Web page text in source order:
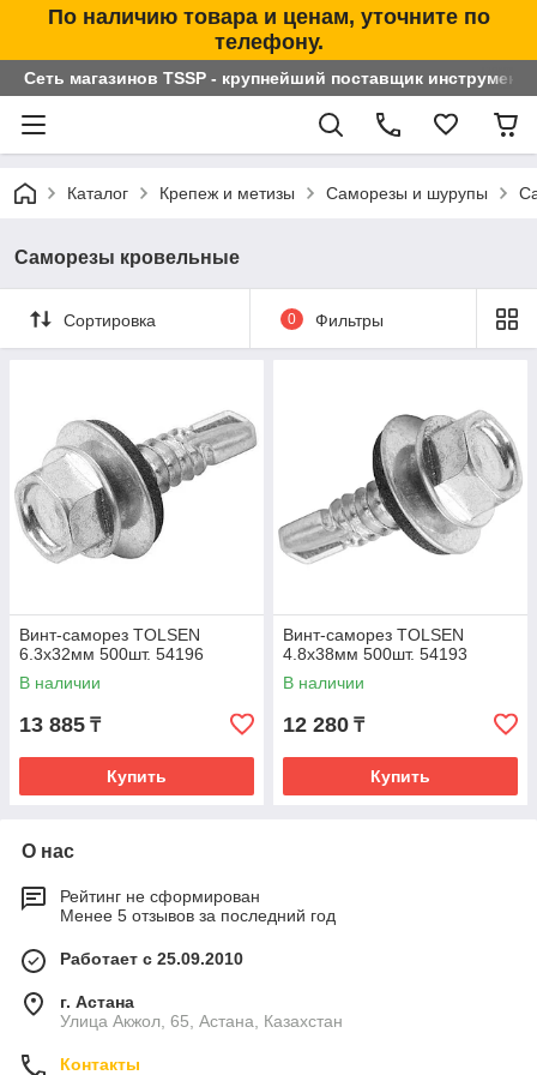
По наличию товара и ценам, уточните по
телефону.
Сеть магазинов TSSP - крупнейший поставщик
Каталог Крепеж и метизы Саморезы и шурупы
Саморезы кровельные
Сортировка 0 Фильтры
Винт-саморез TOLSEN
6.3х32мм 500шт. 54196
В наличии
13 885 ₸
Купить
Винт-саморез TOLSEN
4.8х38мм 500шт. 54193
В наличии
12 280 ₸
Купить
О нас
Рейтинг не сформирован
Менее 5 отзывов за последний год
Работает с 25.09.2010
г. Астана
Улица Акжол, 65, Астана, Казахстан
Контакты